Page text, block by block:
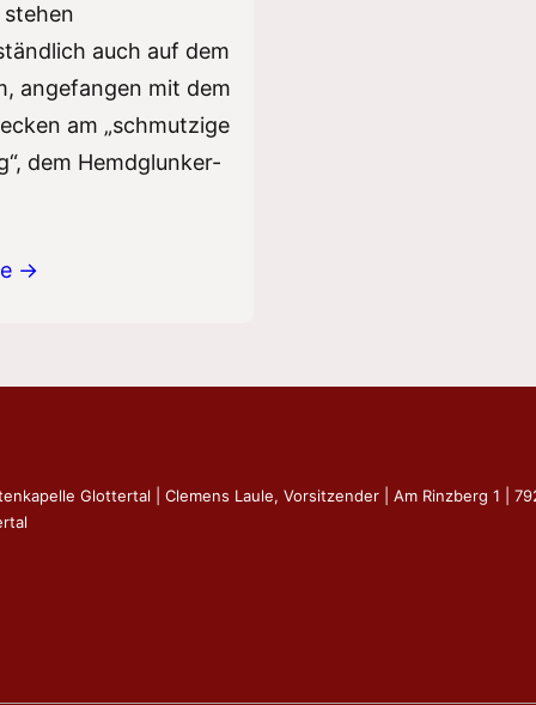
auch auf dem
angefangen mit dem
am „schmutzige
dem Hemdglunker-
→
Glottertal | Clemens Laule, Vorsitzender | Am Rinzberg 1 |